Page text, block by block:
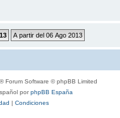
® Forum Software © phpBB Limited
porphpBB España
| Condiciones